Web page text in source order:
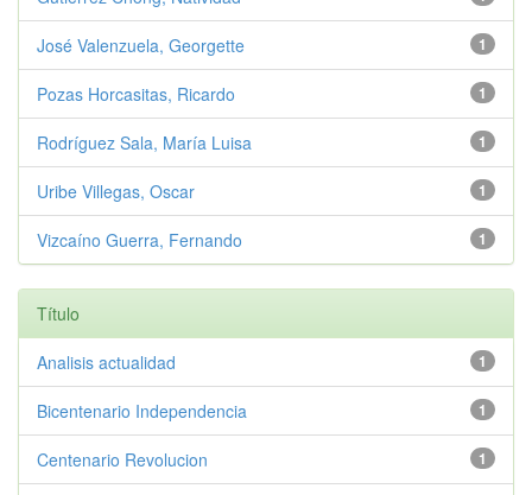
1
José Valenzuela, Georgette
1
Pozas Horcasitas, Ricardo
1
Rodríguez Sala, María Luisa
1
Uribe Villegas, Oscar
1
Vizcaíno Guerra, Fernando
Título
1
Analisis actualidad
1
Bicentenario Independencia
1
Centenario Revolucion